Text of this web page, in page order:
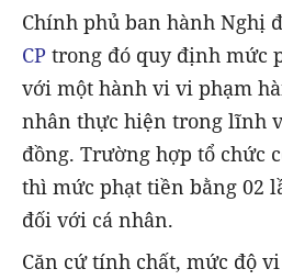
Chính phủ ban hành Nghị
CP trong đó quy định mức
với một hành vi vi phạm
nhân thực hiện trong lĩnh
đồng. Trường hợp tổ chức
thì mức phạt tiền bằng 02
đối với cá nhân.
Căn cứ tính chất, mức độ